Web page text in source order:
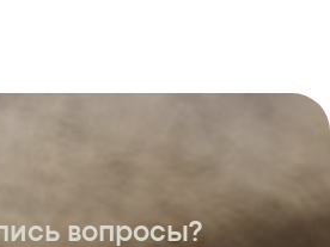
вопросы?